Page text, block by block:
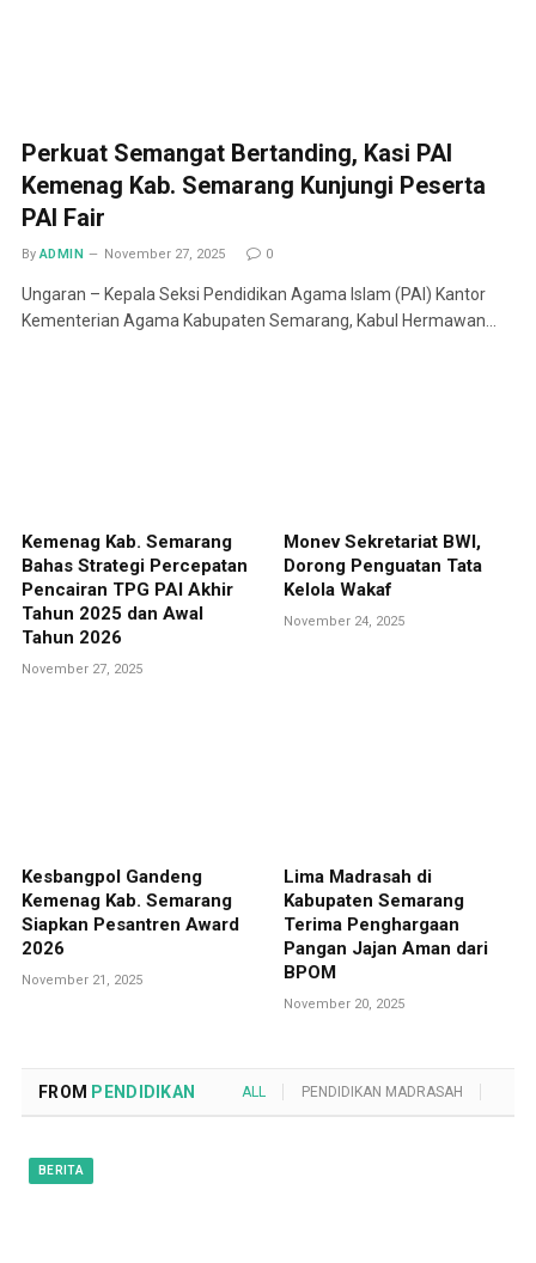
Perkuat Semangat Bertanding, Kasi PAI
Kemenag Kab. Semarang Kunjungi Peserta
PAI Fair
By ADMIN November 27, 2025 0
Ungaran – Kepala Seksi Pendidikan Agama Islam (PAI) Kantor
Kementerian Agama Kabupaten Semarang, Kabul Hermawan…
Kemenag Kab. Semarang
Bahas Strategi Percepatan
Pencairan TPG PAI Akhir
Tahun 2025 dan Awal
Tahun 2026
November 27, 2025
Monev Sekretariat BWI,
Dorong Penguatan Tata
Kelola Wakaf
November 24, 2025
Kesbangpol Gandeng
Kemenag Kab. Semarang
Siapkan Pesantren Award
2026
November 21, 2025
Lima Madrasah di
Kabupaten Semarang
Terima Penghargaan
Pangan Jajan Aman dari
BPOM
November 20, 2025
FROM PENDIDIKAN ALL PENDIDIKAN MADRASAH
BERITA